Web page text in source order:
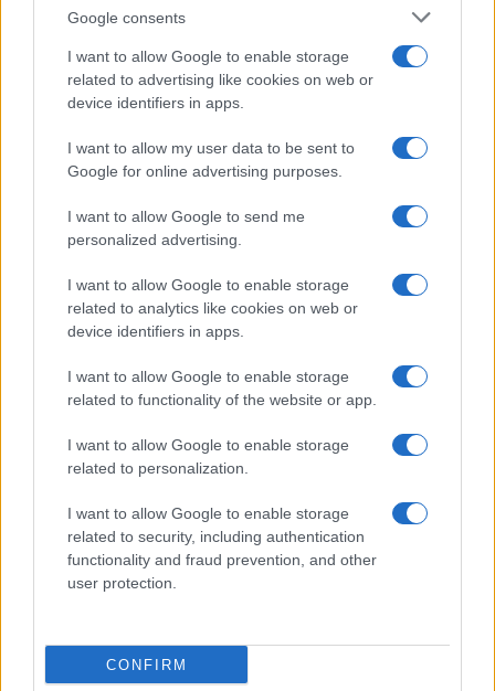
Google consents
I want to allow Google to enable storage
related to advertising like cookies on web or
device identifiers in apps.
I want to allow my user data to be sent to
Google for online advertising purposes.
I want to allow Google to send me
personalized advertising.
I want to allow Google to enable storage
related to analytics like cookies on web or
device identifiers in apps.
I want to allow Google to enable storage
related to functionality of the website or app.
I want to allow Google to enable storage
related to personalization.
I want to allow Google to enable storage
related to security, including authentication
functionality and fraud prevention, and other
user protection.
CONFIRM
Continua a leggere
NEWS
Arrestati cinque agenti della polizia locale di Milano: le
Alessandro Tassinari · 7 Ago 2026
NEWS